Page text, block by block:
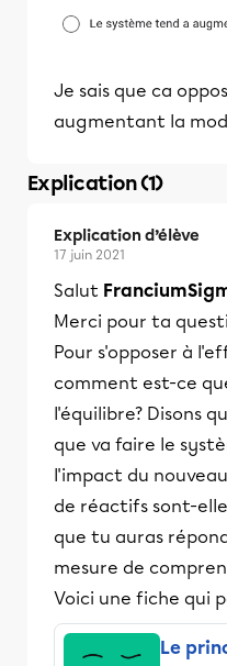
Je sais que ca
augmentant la
Explication (1)
Explication d’élève
17 juin 2021
Salut
Merci pour ta
Pour s'opposer à
comment est-ce
l'équilibre? Disons
que va faire le
l'impact du
de réactifs sont-
que tu auras
mesure de
Voici une fiche qui
Le